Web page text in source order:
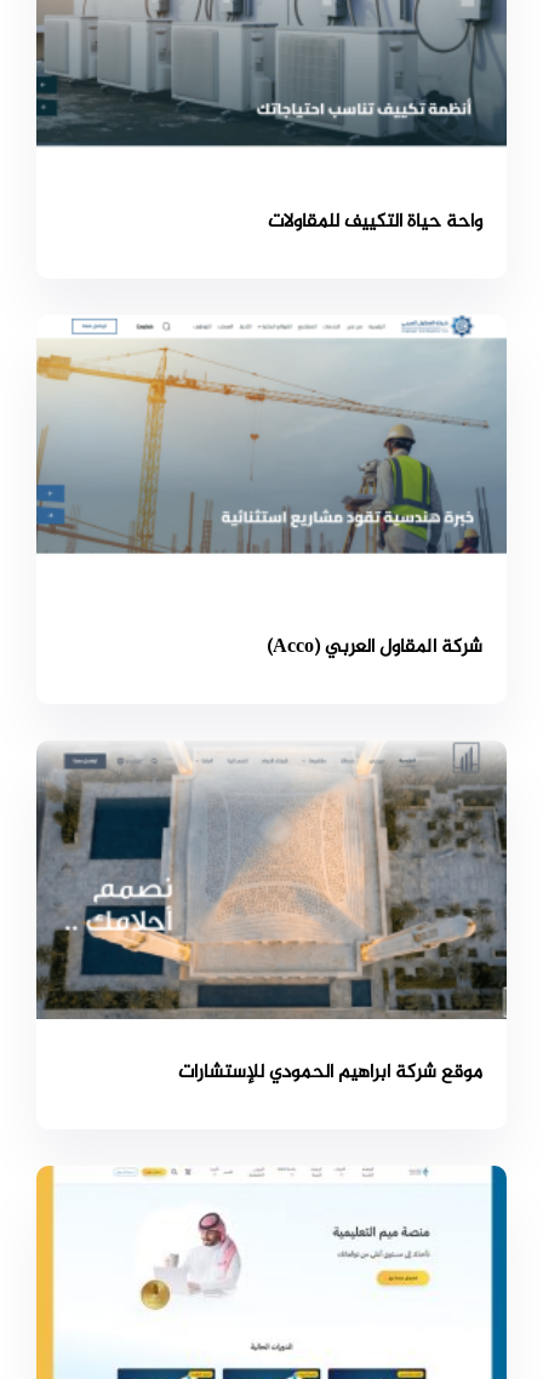
واحة حياة التكييف للمقاولات
شركة المقاول العربي (Acco)
موقع شركة ابراهيم الحمودي للإستشارات